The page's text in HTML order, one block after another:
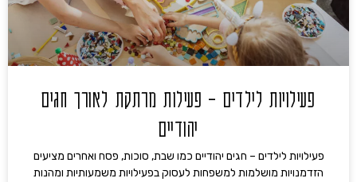
פעילויות לילדים – פעילות מרתקת לאורך חגים
יהודיים
פעילויות לילדים – חגים יהודיים כמו שבת, סוכות, פסח ואחרים מציעים
הזדמנויות מושלמות למשפחות לעסוק בפעילויות משמעותיות ומהנות